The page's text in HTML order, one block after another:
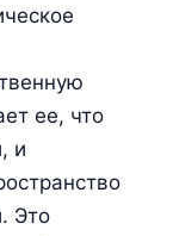
ее, что
и
Это